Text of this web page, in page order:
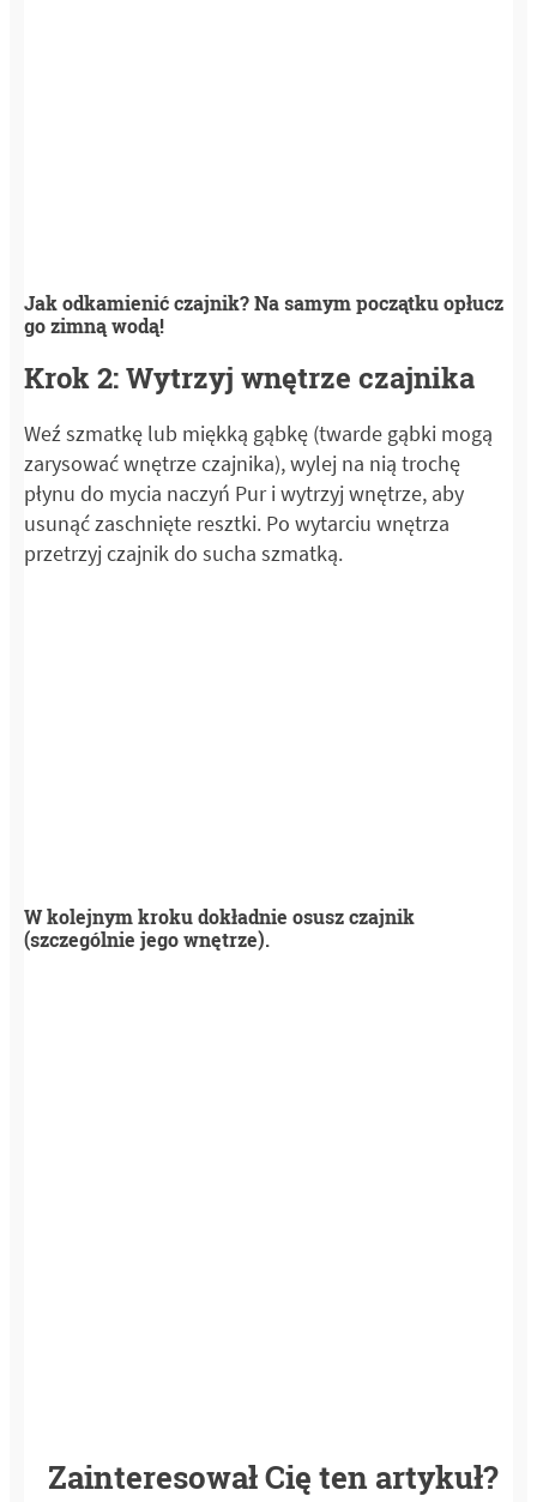
Jak odkamienić czajnik? Na samym początku opłucz
go zimną wodą!
Krok 2: Wytrzyj wnętrze czajnika
Weź szmatkę lub miękką gąbkę (twarde gąbki mogą
zarysować wnętrze czajnika), wylej na nią trochę
płynu do mycia naczyń Pur i wytrzyj wnętrze, aby
usunąć zaschnięte resztki. Po wytarciu wnętrza
przetrzyj czajnik do sucha szmatką.
W kolejnym kroku dokładnie osusz czajnik
(szczególnie jego wnętrze).
Zainteresował Cię ten artykuł?